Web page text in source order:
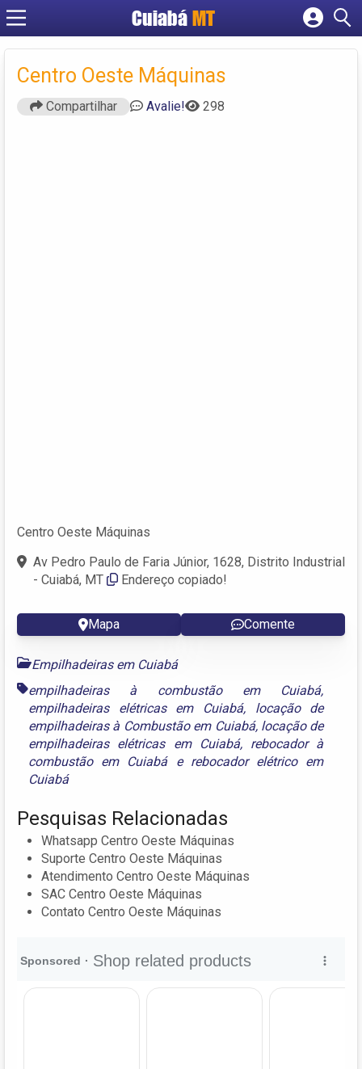
Cuiabá MT
Cadastrar empresa
Criar conta
Centro Oeste Máquinas
Compartilhar Avalie! 298
Centro Oeste Máquinas
Av Pedro Paulo de Faria Júnior, 1628, Distrito Industrial
- Cuiabá, MT
Endereço copiado!
Mapa Comente
Empilhadeiras em Cuiabá
empilhadeiras à combustão em Cuiabá,
empilhadeiras elétricas em Cuiabá, locação de
empilhadeiras à Combustão em Cuiabá, locação de
empilhadeiras elétricas em Cuiabá, rebocador à
combustão em Cuiabáe rebocador elétrico em
Cuiabá
Pesquisas Relacionadas
Whatsapp Centro Oeste Máquinas
Suporte Centro Oeste Máquinas
Atendimento Centro Oeste Máquinas
SAC Centro Oeste Máquinas
Contato Centro Oeste Máquinas